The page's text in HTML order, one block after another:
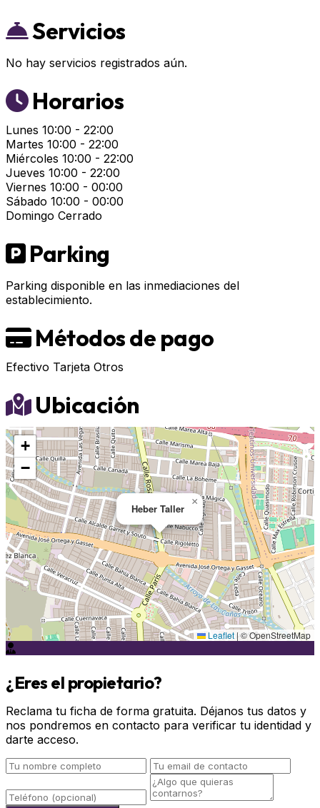
Servicios
No hay servicios registrados aún.
Horarios
Lunes 10:00 - 22:00
Martes 10:00 - 22:00
Miércoles 10:00 - 22:00
Jueves 10:00 - 22:00
Viernes 10:00 - 00:00
Sábado 10:00 - 00:00
Domingo Cerrado
Parking
Parking disponible en las inmediaciones del
establecimiento.
Métodos de pago
Efectivo Tarjeta Otros
Ubicación
Heber Taller
×
+
−
Leaflet|© OpenStreetMap
¿Eres el propietario?
Reclama tu ficha de forma gratuita. Déjanos tus datos y
nos pondremos en contacto para verificar tu identidad y
darte acceso.